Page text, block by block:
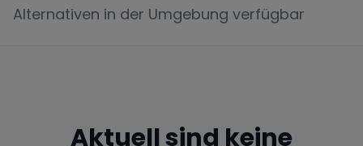
Mercedes BMW Audi
Alternativen in der Umgebung verfügbar
Aktuell sind keine